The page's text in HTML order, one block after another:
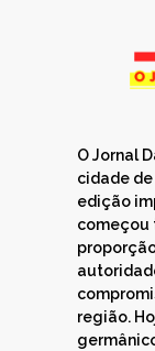
O Jornal
cidade de
edição
começou
região.